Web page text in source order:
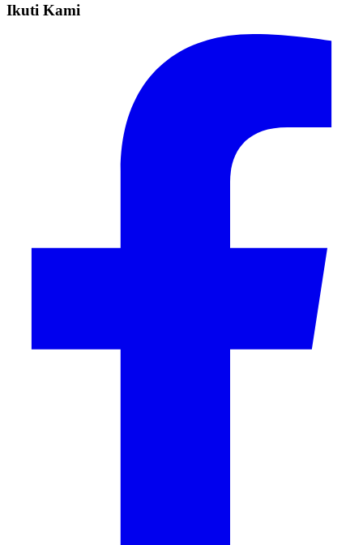
Ikuti Kami